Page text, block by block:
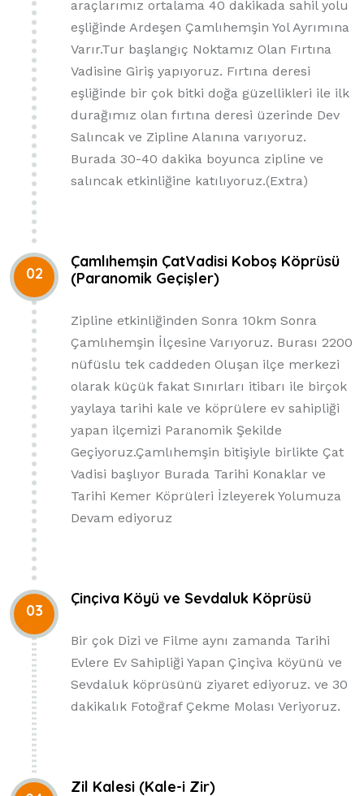
araçlarımız ortalama 40 dakikada sahil yolu
eşliğinde Ardeşen Çamlıhemşin Yol Ayrımına
Varır.Tur başlangıç Noktamız Olan Fırtına
Vadisine Giriş yapıyoruz. Fırtına deresi
eşliğinde bir çok bitki doğa güzellikleri ile ilk
durağımız olan fırtına deresi üzerinde Dev
Salıncak ve Zipline Alanına varıyoruz.
Burada 30-40 dakika boyunca zipline ve
salıncak etkinliğine katılıyoruz.(Extra)
02
Çamlıhemşin ÇatVadisi Koboş Köprüsü
(Paranomik Geçişler)
Zipline etkinliğinden Sonra 10km Sonra
Çamlıhemşin İlçesine Varıyoruz. Burası 2200
nüfüslu tek caddeden Oluşan ilçe merkezi
olarak küçük fakat Sınırları itibarı ile birçok
yaylaya tarihi kale ve köprülere ev sahipliği
yapan ilçemizi Paranomik Şekilde
Geçiyoruz.Çamlıhemşin bitişiyle birlikte Çat
Vadisi başlıyor Burada Tarihi Konaklar ve
Tarihi Kemer Köprüleri İzleyerek Yolumuza
Devam ediyoruz
03
Çinçiva Köyü ve Sevdaluk Köprüsü
Bir çok Dizi ve Filme aynı zamanda Tarihi
Evlere Ev Sahipliği Yapan Çinçiva köyünü ve
Sevdaluk köprüsünü ziyaret ediyoruz. ve 30
dakikalık Fotoğraf Çekme Molası Veriyoruz.
Zil Kalesi (Kale-i Zir)